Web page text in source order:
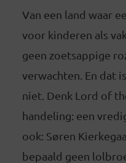
Van een land waar
voor kinderen als
geen zoetsappige
verwachten. En dat
niet. Denk Lord of
handeling: een
ook: Søren
bepaald geen